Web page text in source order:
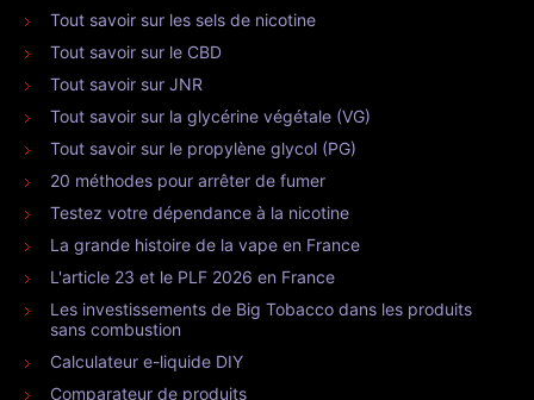
Tout savoir sur les sels de nicotine
Tout savoir sur le CBD
Tout savoir sur JNR
Tout savoir sur la glycérine végétale (VG)
Tout savoir sur le propylène glycol (PG)
20 méthodes pour arrêter de fumer
Testez votre dépendance à la nicotine
La grande histoire de la vape en France
L'article 23 et le PLF 2026 en France
Les investissements de Big Tobacco dans les produits
sans combustion
Calculateur e-liquide DIY
Comparateur de produits